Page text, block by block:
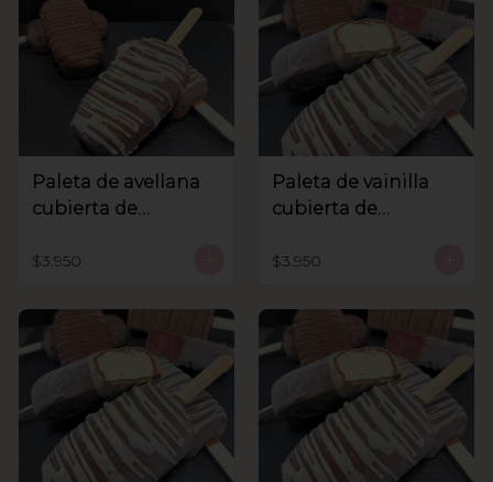
Paleta de avellana
cubierta de
$3.950
Paleta de vainilla
cubierta de
$3.950